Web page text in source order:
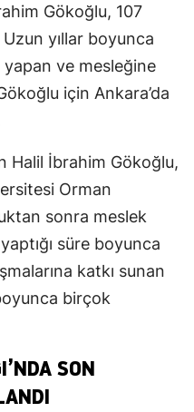
Gökoğlu, 107
yıllar boyunca
yapan ve mesleğine
için Ankara’da
Halil İbrahim Gökoğlu,
Orman
sonra meslek
süre boyunca
katkı sunan
birçok
SON